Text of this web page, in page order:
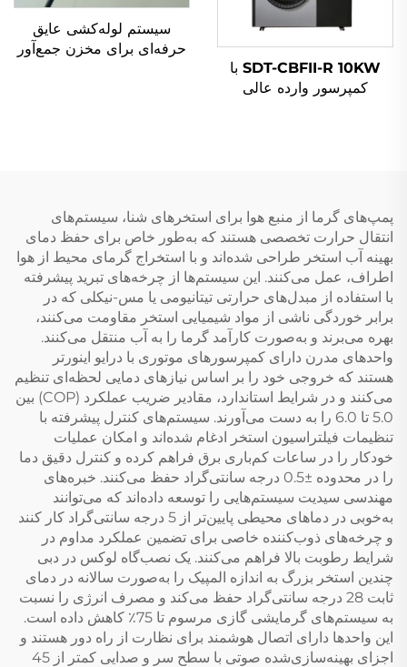
SDT-CBFII-R 10KW با
کمپرسور وارده عالی
سیستم لوله‌کشی عایق
حرفه‌ای برای مخزن جمع‌آور
پمپ‌های گرما از منبع هوا برای استخرهای شنا، سیستم‌های
انتقال حرارت تخصصی هستند که به‌طور خاص برای حفظ دمای
بهینه آب استخر طراحی شده‌اند و با استخراج گرمای محیط از هوا
اطراف، عمل می‌کنند. این سیستم‌ها از چرخه‌های تبرید پیشرفته
با استفاده از مبدل‌های حرارتی تیتانیومی یا مس-نیکلی که در
برابر خوردگی ناشی از مواد شیمیایی استخر مقاومت می‌کنند،
بهره می‌برند و به‌صورت کارآمد گرما را به آب منتقل می‌کنند.
واحدهای مدرن دارای کمپرسورهای موتوری با درایو اینورتر
هستند که خروجی خود را بر اساس نیازهای دمایی لحظه‌ای تنظیم
می‌کنند و در شرایط استاندارد، مقادیر ضریب عملکرد (COP) بین
5.0 تا 6.0 را به دست می‌آورند. سیستم‌های کنترل پیشرفته با
تنظیمات فیلتراسیون استخر ادغام شده‌اند و امکان عملیات
خودکار را در ساعات کم‌باری برق فراهم کرده و کنترل دقیق دما
را در محدوده ±0.5 درجه سانتی‌گراد حفظ می‌کنند. خبره‌های
مهندسی سیدیت سیستم‌هایی را توسعه داده‌اند که می‌توانند
به‌خوبی در دماهای محیطی پایین‌تر از 5 درجه سانتی‌گراد کار کنند
و چرخه‌های ذوب‌کننده خاصی برای تضمین عملکرد مداوم در
شرایط رطوبت بالا فراهم می‌کنند. یک نصب‌گاه لوکس در دبی
چندین استخر بزرگ به اندازه المپیک را به‌صورت سالانه در دمای
ثابت 28 درجه سانتی‌گراد حفظ می‌کند و مصرف انرژی را نسبت
به سیستم‌های گرمایشی گازی مرسوم تا 75٪ کاهش داده است.
این واحدها دارای اتصال هوشمند برای نظارت از راه دور هستند و
اجزای بهینه‌سازی‌شده صوتی با سطح سر و صدایی کمتر از 45